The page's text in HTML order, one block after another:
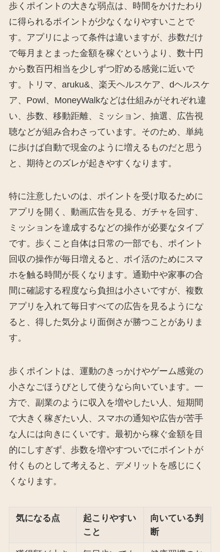
歩くポイントの大きな弱点は、時間をかけたわり
に得られるポイントが少なくなりやすいことで
す。アプリによって条件は違いますが、歩数だけ
で毎月まとまった金額を稼ぐというより、数十円
から数百円相当を少しずつ貯める感覚に近いで
す。トリマ、aruku&、楽天ヘルスケア、dヘルスケ
ア、Powl、MoneyWalkなどは仕組みがそれぞれ違
い、歩数、移動距離、ミッション、抽選、広告視
聴などが組み合わさっています。そのため、単純
に歩けば自動で現金のように増えるものだと思う
と、期待とのズレが起きやすくなります。
特に注意したいのは、ポイントを受け取るために
アプリを開く、動画広告を見る、ガチャを回す、
ミッションを達成するなどの操作が必要なタイプ
です。歩くこと自体は日常の一部でも、ポイント
回収の操作が毎日増えると、ポイ活のためにスマ
ホを触る時間が長くなります。通勤中や家事の合
間に確認する程度なら負担は小さいですが、複数
アプリを入れて毎日すべての広告を見るようにな
ると、得した気分より面倒さが勝つことがありま
す。
歩くポイントは、運動のきっかけやゲーム感覚の
小さなごほうびとして使うなら向いています。一
方で、副業のように収入を増やしたい人、短期間
で大きく稼ぎたい人、スマホの通知や広告が苦手
な人には向きにくいです。最初から稼ぐ金額を目
的にしすぎず、歩数を増やすついでにポイントが
付くものとして考えると、デメリットを感じにく
くなります。
気になる点
起こりやすい
こと
向いている判
断